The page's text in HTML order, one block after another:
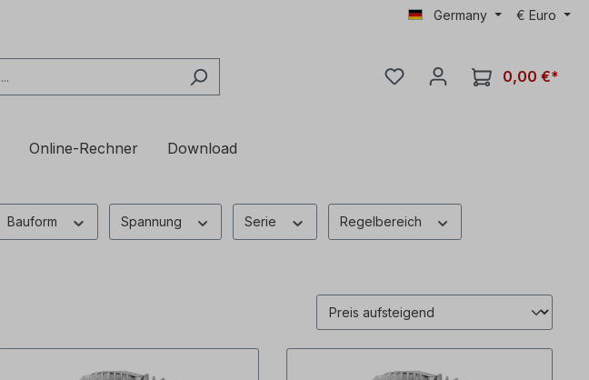
Germany € Euro
0,00 €*
Online-Rechner Download
Bauform Spannung Serie Regelbereich